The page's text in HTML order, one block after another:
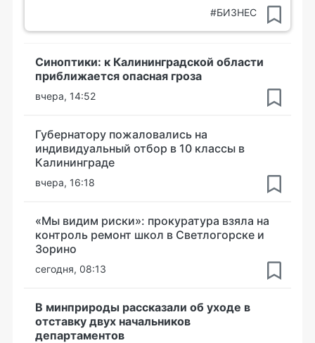
#БИЗНЕС
Синоптики: к Калининградской области
приближается опасная гроза
вчера, 14:52
Губернатору пожаловались на
индивидуальный отбор в 10 классы в
Калининграде
вчера, 16:18
«Мы видим риски»: прокуратура взяла на
контроль ремонт школ в Светлогорске и
Зорино
сегодня, 08:13
В минприроды рассказали об уходе в
отставку двух начальников
департаментов